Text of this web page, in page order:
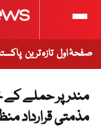
صفحۂ اول تازہ ترین
مندر پر حملے
مذمتی قرارداد